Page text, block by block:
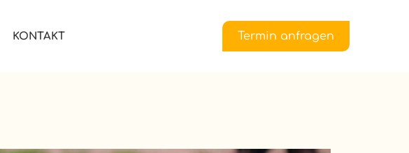
KONTAKT Termin anfragen